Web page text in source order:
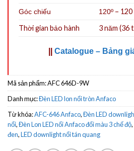
Góc chiếu 120º – 120
Thời gian bảo hành
3 năm (36
Catalogue – Bảng
Mã sản phẩm:AFC 646D-9W
Danh mục:Đèn LED lon nổi tròn Anfaco
Từ khóa:AFC-646 Anfaco,Đèn LED
nổi,Đèn Lon LED nổi Anfaco đổi màu 3 chế độ,
đen,LED downlight nổi tán quang